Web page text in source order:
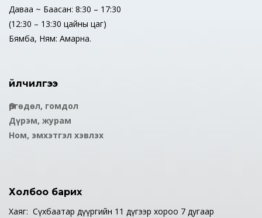
Даваа ~ Баасан: 8:30 – 17:30
(12:30 – 13:30 цайны цаг)
Бямба, Ням: Амарна.
Үйлчилгээ
Өргөдөл, гомдол
Дүрэм, журам
Ном, эмхэтгэл хэвлэх
Холбоо барих
Хаяг: Сүхбаатар дүүргийн 11 дүгээр хороо 7 дугаар